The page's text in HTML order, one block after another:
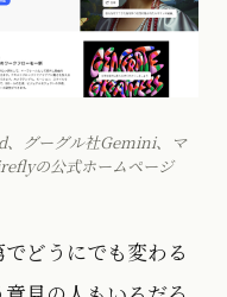
、グーグル社Gemini、マ
の公式ホームページ
どうにでも変わる